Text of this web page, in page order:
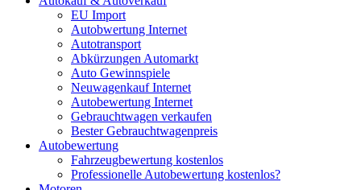
EU Import
Autobwertung Internet
Autotransport
Abkürzungen Automarkt
Auto Gewinnspiele
Neuwagenkauf Internet
Autobewertung Internet
Gebrauchtwagen verkaufen
Bester Gebrauchtwagenpreis
Autobewertung
Fahrzeugbewertung kostenlos
Professionelle Autobewertung kostenlos?